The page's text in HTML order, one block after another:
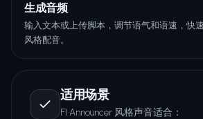
生成音频
输入文本或上传脚本，调节语气和语速，快
风格配音。
适用场景
F1 Announcer 风格声音适合：